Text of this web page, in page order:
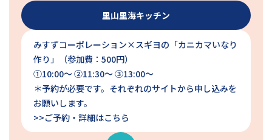
里山里海キッチン
みすずコーポレーション×スギヨの「カニカマいなり
作り」（参加費：500円）
①10:00〜 ②11:30〜 ③13:00〜
＊予約が必要です。それぞれのサイトから申し込みを
お願いします。
>>ご予約・詳細はこちら